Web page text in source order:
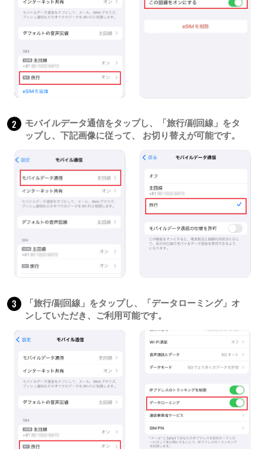
2
モバイルデータ通信をタップし、「旅行/副回線」をタ
ップし、下記画像に従って、 お切り替えが可能です。
3
「旅行/副回線」をタップし、「データローミング」オ
ンしていただき、ご利用可能です。